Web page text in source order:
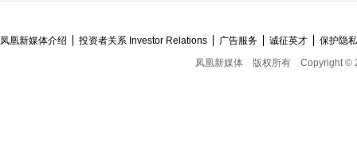
凤凰新媒体介绍 投资者关系 Investor Relations 广告服务 诚征英才
保护隐
凤凰新媒体
版权所有 Copyright ©